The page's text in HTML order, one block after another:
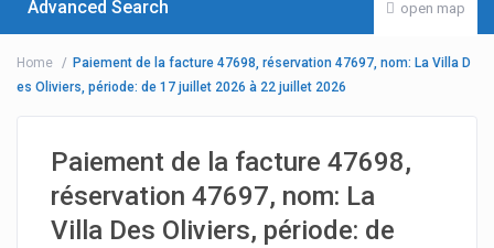
open map
Advanced Search
Home
Paiement de la facture 47698, réservation 47697, nom: La Villa D
es Oliviers, période: de 17 juillet 2026 à 22 juillet 2026
Paiement de la facture 47698,
réservation 47697, nom: La
Villa Des Oliviers, période: de